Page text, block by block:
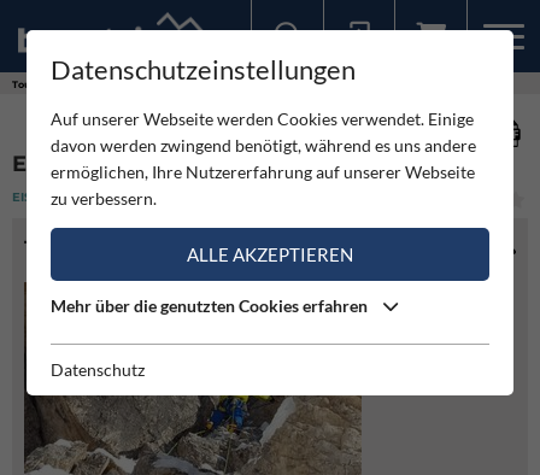
Touren
EXIT
EISKLETTERN SCHWER
TOURENINFO
Datenschutzeinstellungen
Auf unserer Webseite werden Cookies verwendet. Einige
davon werden zwingend benötigt, während es uns andere
ermöglichen, Ihre Nutzererfahrung auf unserer Webseite
zu verbessern.
ALLE AKZEPTIEREN
Mehr über die genutzten Cookies erfahren
Datenschutz